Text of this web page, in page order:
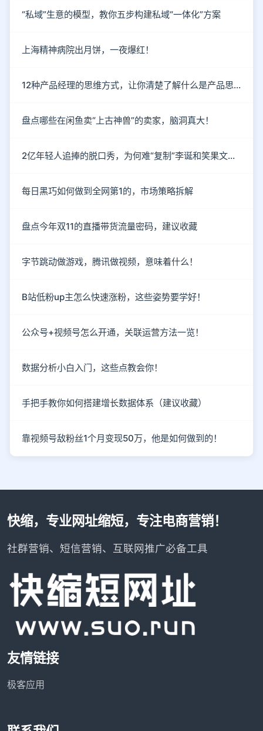
“私域”生意的模型，教你五步构建私域“一体化”方案
上海精神病院出月饼，一夜爆红！
12种产品经理的思维方式，让你清楚了解什么是产品思维
盘点哪些在闲鱼卖“上古神兽”的卖家，脑洞真大！
2亿年轻人追捧的脱口秀，为何难“复制”李诞和笑果文化？
每日黑巧如何做到全网第1的，市场策略拆解
盘点今年双11的直播带货流量密码，建议收藏
字节跳动做游戏，腾讯做视频，意味着什么！
B站低粉up主怎么快速涨粉，这些姿势要学好！
公众号+视频号怎么开通，关联运营方法一览！
数据分析小白入门，这些点教会你！
手把手教你如何搭建增长数据体系（建议收藏）
靠视频号敌粉丝1个月变现50万，他是如何做到的！
快缩，专业网址缩短，专注电商营销！
社群营销、短信营销、互联网推广必备工具
友情链接
极客应用